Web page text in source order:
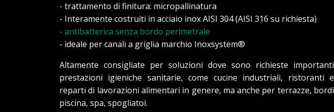
- trattamento di finitura: micropallinatura
- Interamente costruiti in acciaio inox AISI 304 (AISI 316 su richiesta)
- antibatterica senza bordo perimetrale
- ideale per canali a griglia marchio Inoxsystem®
Altamente consigliate per soluzioni dove sono richieste importanti
prestazioni igieniche sanitarie, come cucine industriali, ristoranti e
reparti di lavorazioni alimentari in genere, ma anche per terrazze, bordi
piscina, spa, spogliatoi.